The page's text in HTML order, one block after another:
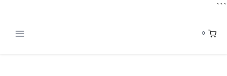
```
التجاوز
المحتوى
0